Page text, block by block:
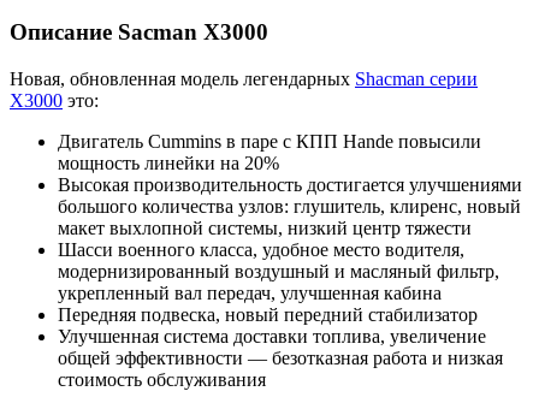
Описание Sacman X3000
Новая, обновленная модель легендарных Shacman серии
X3000 это:
Двигатель Cummins в паре с КПП Hande повысили
мощность линейки на 20%
Высокая производительность достигается улучшениями
большого количества узлов: глушитель, клиренс, новый
макет выхлопной системы, низкий центр тяжести
Шасси военного класса, удобное место водителя,
модернизированный воздушный и масляный фильтр,
укрепленный вал передач, улучшенная кабина
Передняя подвеска, новый передний стабилизатор
Улучшенная система доставки топлива, увеличение
общей эффективности — безотказная работа и низкая
стоимость обслуживания